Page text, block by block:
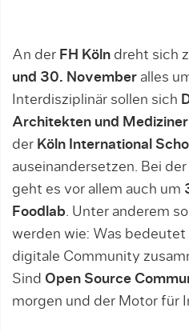
An der FH Köln dreht sich
und 30. November alles
Interdisziplinär sollen sich
Architekten und
der Köln International
auseinandersetzen. Bei der
geht es vor allem auch um
Foodlab. Unter anderem
werden wie: Was bedeutet
digitale Community
Sind Open Source
morgen und der Motor für